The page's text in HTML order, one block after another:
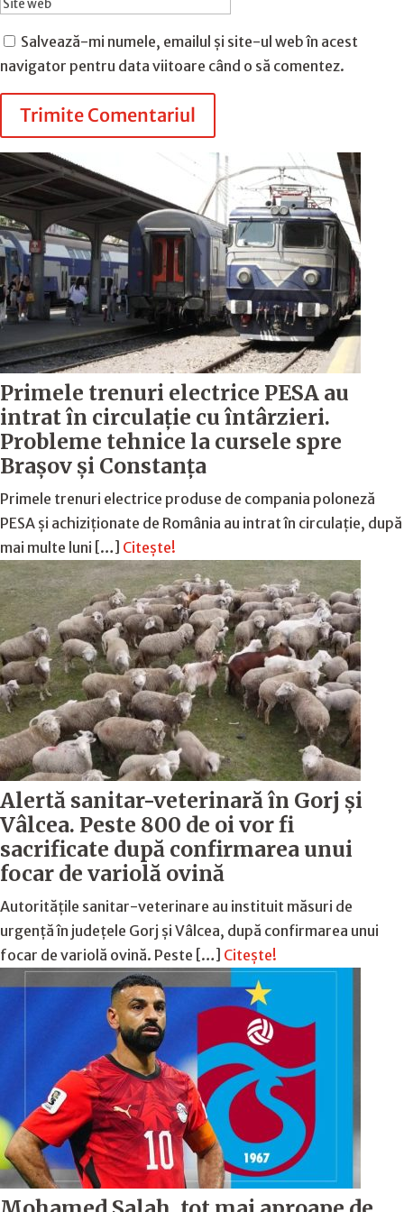
Salvează-mi numele, emailul și site-ul web în acest
navigator pentru data viitoare când o să comentez.
Trimite Comentariul
Primele trenuri electrice PESA au
intrat în circulație cu întârzieri.
Probleme tehnice la cursele spre
Brașov și Constanța
Primele trenuri electrice produse de compania poloneză
PESA și achiziționate de România au intrat în circulație, după
mai multe luni […] Citește!
Alertă sanitar-veterinară în Gorj și
Vâlcea. Peste 800 de oi vor fi
sacrificate după confirmarea unui
focar de variolă ovină
Autoritățile sanitar-veterinare au instituit măsuri de
urgență în județele Gorj și Vâlcea, după confirmarea unui
focar de variolă ovină. Peste […] Citește!